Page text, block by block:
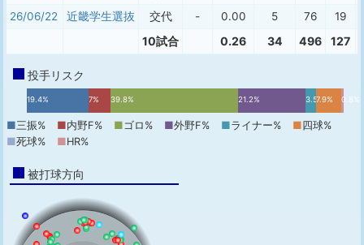
26/06/22
近畿学生選抜 交代 - 0.00 5 76 19
10試合 0.26 34 496 127
投手リスク
19.4% 7% 39.8% 21.2% 3.5%7.9% 0.8%
■三振% ■内野F% ■ゴロ% ■外野F% ■ライナー% ■ 四球%
■死球% ■HR%
被打球方向